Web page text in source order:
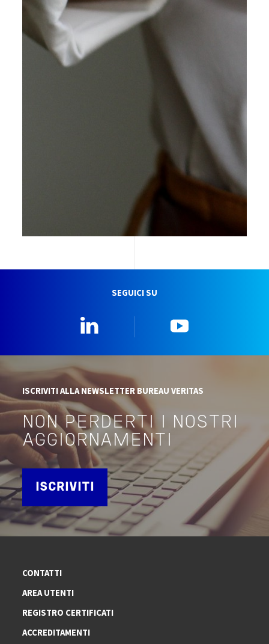
SEGUICI SU
ISCRIVITI ALLA NEWSLETTER BUREAU VERITAS
NON PERDERTI I NOSTRI
AGGIORNAMENTI
ISCRIVITI
CONTATTI
AREA UTENTI
REGISTRO CERTIFICATI
ACCREDITAMENTI